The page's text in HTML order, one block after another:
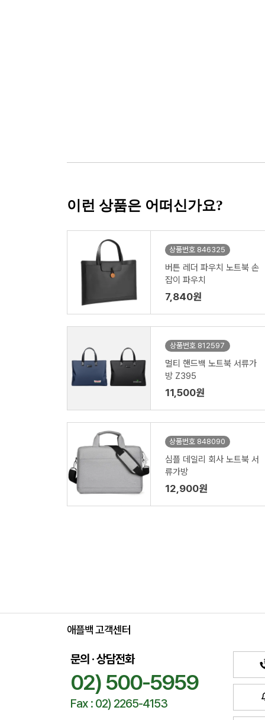
이런 상품은 어떠신가요?
상품번호 846325
버튼 레더 파우치 노트북 손
잡이 파우치
7,840원
상품번호 812597
멀티 핸드백 노트북 서류가
방 Z395
11,500원
상품번호 848090
심플 데일리 회사 노트북 서
류가방
12,900원
애플백 고객센터
문의 · 상담전화
02) 500-5959
Fax : 02) 2265-4153